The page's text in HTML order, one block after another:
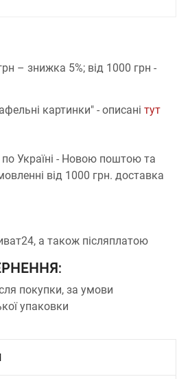
– знижка 5%; від 1000 грн -
картинки" - описані тут
Україні - Новою поштою та
від 1000 грн. доставка
а також післяплатою
покупки, за умови
упаковки